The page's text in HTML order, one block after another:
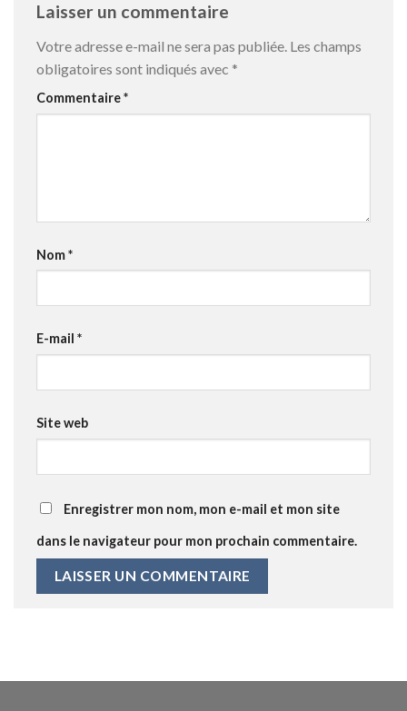
Laisser un commentaire
Votre adresse e-mail ne sera pas publiée. Les champs
obligatoires sont indiqués avec *
Commentaire*
Nom*
E-mail *
Site web
Enregistrer mon nom, mon e-mail et mon site
dans le navigateur pour mon prochain commentaire.